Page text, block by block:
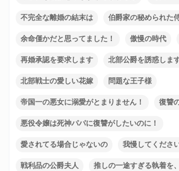
不完全な離婚の結末は 伯爵家の秘められた
余命僅かだと思ってました！ 傲慢の時代
再婚承認を要求します 北部公爵を誘惑しま
北部戦士の愛しい花嫁 問題な王子様
帝国一の悪女に溺愛がとまりません！ 復讐
悪役令嬢は死神パパに復讐がしたいのに！
愛されてる場合じゃないの 我慢してくださ
戦利品の公爵夫人 推しの一途すぎる執着を